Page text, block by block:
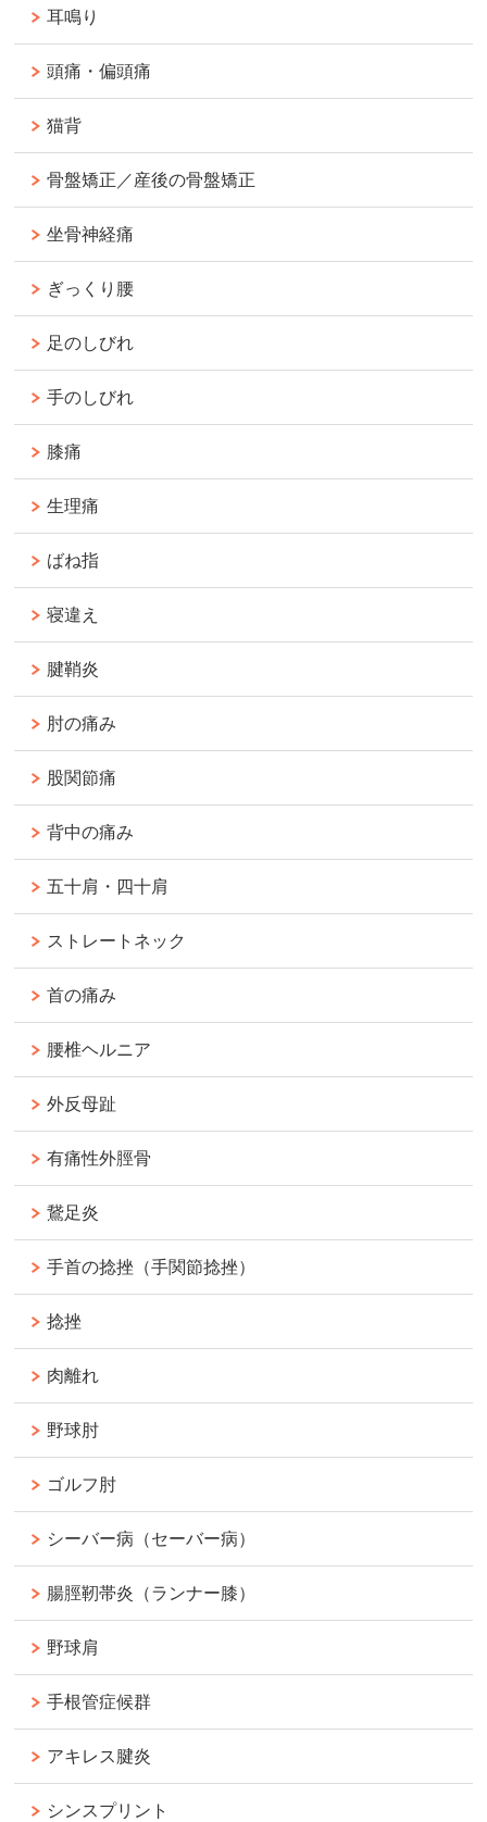
耳鳴り
頭痛・偏頭痛
猫背
骨盤矯正／産後の骨盤矯正
坐骨神経痛
ぎっくり腰
足のしびれ
手のしびれ
膝痛
生理痛
ばね指
寝違え
腱鞘炎
肘の痛み
股関節痛
背中の痛み
五十肩・四十肩
ストレートネック
首の痛み
腰椎ヘルニア
外反母趾
有痛性外脛骨
鵞足炎
手首の捻挫（手関節捻挫）
捻挫
肉離れ
野球肘
ゴルフ肘
シーバー病（セーバー病）
腸脛靭帯炎（ランナー膝）
野球肩
手根管症候群
アキレス腱炎
シンスプリント